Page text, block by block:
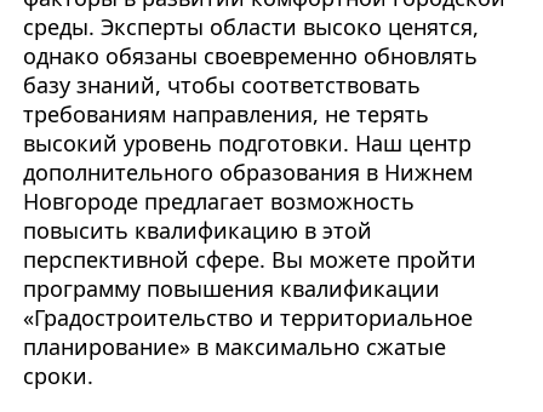
среды. Эксперты области высоко ценятся,
однако обязаны своевременно обновлять
базу знаний, чтобы соответствовать
требованиям направления, не терять
высокий уровень подготовки. Наш центр
дополнительного образования в Нижнем
Новгороде предлагает возможность
повысить квалификацию в этой
перспективной сфере. Вы можете пройти
программу повышения квалификации
«Градостроительство и территориальное
планирование» в максимально сжатые
сроки.